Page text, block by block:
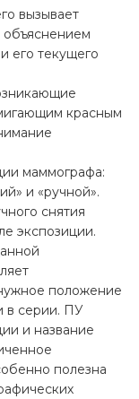
вызывает
его текущего
красным
маммографа:
и «ручной».
снятия
экспозиции.
положение
в серии. ПУ
и название
полезна